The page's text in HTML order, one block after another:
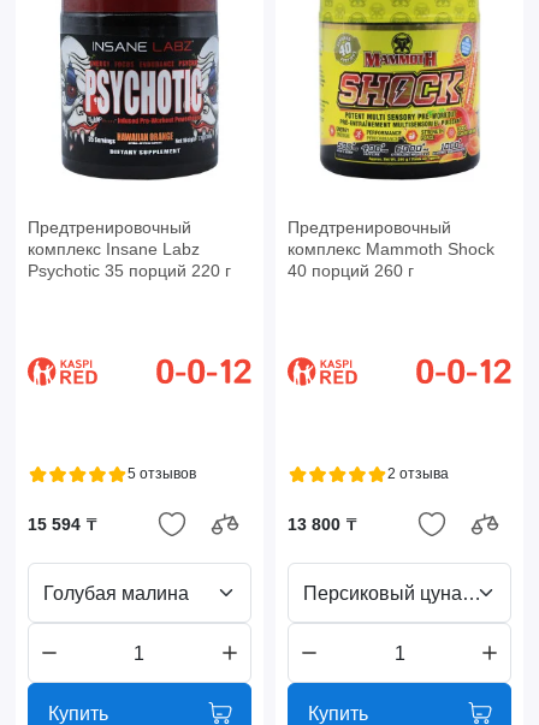
Предтренировочный
комплекс Insane Labz
Psychotic 35 порций 220 г
5 отзывов
15 594 ₸
Голубая малина
Купить
Предтренировочный
комплекс Mammoth Shock
40 порций 260 г
2 отзыва
13 800 ₸
Персиковый цунами
Купить